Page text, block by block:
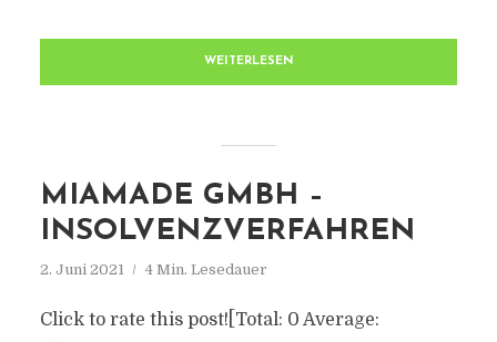
WEITERLESEN
MIAMADE GMBH –
INSOLVENZVERFAHREN
2. Juni 2021 4 Min. Lesedauer
Click to rate this post![Total: 0 Average: